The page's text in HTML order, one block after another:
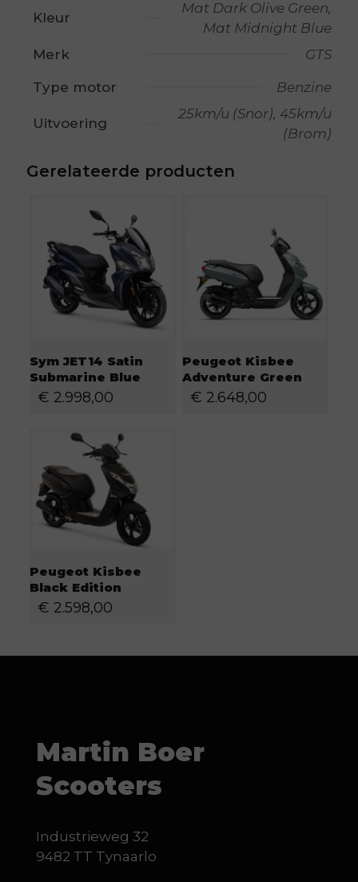
Kleur
Mat Dark Olive Green,
Mat Midnight Blue
Merk
GTS
Type motor Benzine
Uitvoering
25km/u (Snor), 45km/u
(Brom)
Gerelateerde producten
Sym JET14 Satin
Submarine Blue
€ 2.998,00
Peugeot Kisbee
Adventure Green
€ 2.648,00
Peugeot Kisbee
Black Edition
€ 2.598,00
Martin Boer
Scooters
Industrieweg 32
9482 TT Tynaarlo